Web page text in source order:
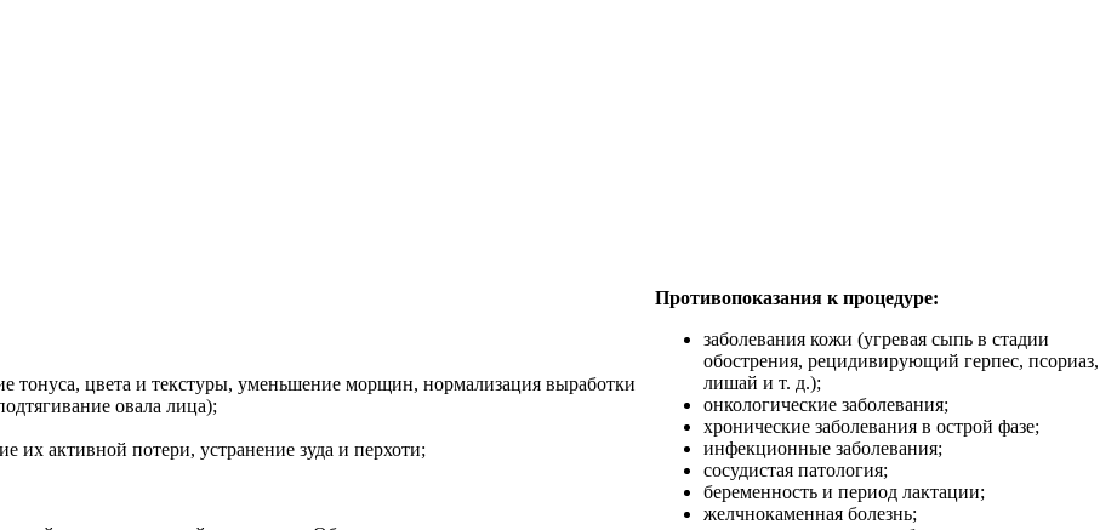
тонуса, цвета и текстуры, уменьшение морщин, нормализация выработки
овала лица);
их активной потери, устранение зуда и перхоти;
Противопоказания к процедуре:
заболевания кожи (угревая сыпь в стадии
обострения, рецидивирующий герпес, псориаз,
лишай и т. д.);
онкологические заболевания;
хронические заболевания в острой фазе;
инфекционные заболевания;
сосудистая патология;
беременность и период лактации;
желчнокаменная болезнь;